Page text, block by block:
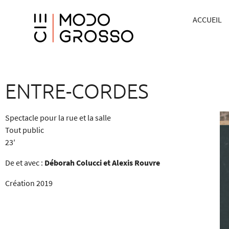
ACCUEIL
ENTRE-CORDES
Spectacle pour la rue et la salle
Tout public
23′
De et avec : Déborah Colucci et Alexis Rouvre
Création 2019